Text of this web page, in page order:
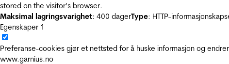
stored on the visitor’s browser.
Maksimal lagringsvarighet: 400 dagerType: HTTP-
Egenskaper 1
Preferanse-cookies gjør et nettsted for å huske informasjon og
www.garnius.no